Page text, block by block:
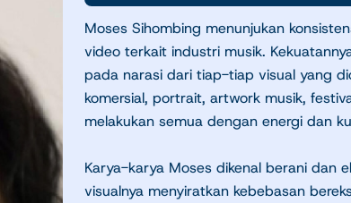
Moses Sihombing menunjukan
video terkait industri musik.
pada narasi dari tiap-tiap visual yang
komersial, portrait, artwork musik,
melakukan semua dengan energi dan
Karya-karya Moses dikenal berani dan
visualnya menyiratkan kebebasan